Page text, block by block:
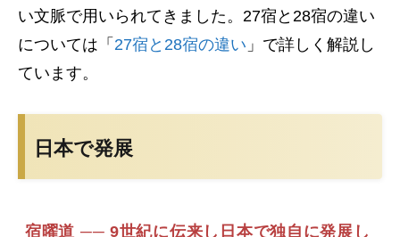
い文脈で用いられてきました。27宿と28宿の違い
については「 27宿と28宿の違い 」で詳しく解説し
ています。
日本で発展
宿曜道 ── 9世紀に伝来し日本で独自に発展し